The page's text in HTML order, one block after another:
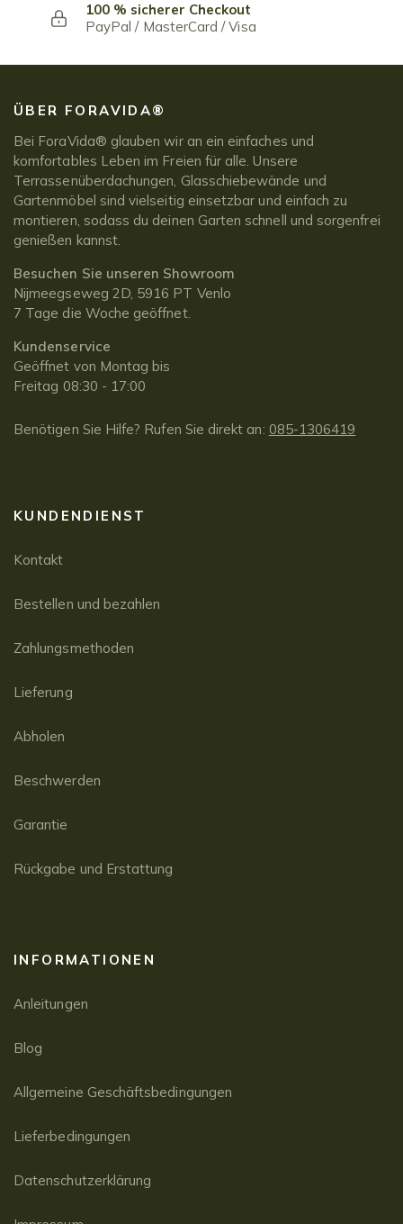
100 % sicherer Checkout
PayPal / MasterCard / Visa
ÜBER FORAVIDA®
Bei ForaVida® glauben wir an ein einfaches und
komfortables Leben im Freien für alle. Unsere
Terrassenüberdachungen, Glasschiebewände und
Gartenmöbel sind vielseitig einsetzbar und einfach zu
montieren, sodass du deinen Garten schnell und sorgenfrei
genießen kannst.
Besuchen Sie unseren Showroom
Nijmeegseweg 2D, 5916 PT Venlo
7 Tage die Woche geöffnet.
Kundenservice
Geöffnet von Montag bis
Freitag 08:30 - 17:00
Benötigen Sie Hilfe? Rufen Sie direkt an: 085-1306419
KUNDENDIENST
Kontakt
Bestellen und bezahlen
Zahlungsmethoden
Lieferung
Abholen
Beschwerden
Garantie
Rückgabe und Erstattung
INFORMATIONEN
Anleitungen
Blog
Allgemeine Geschäftsbedingungen
Lieferbedingungen
Datenschutzerklärung